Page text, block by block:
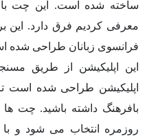
ساخته شده است. این چت
معرفی کردیم فرق دارد. این
فرانسوی زبانان طراحی شده
این اپلیکیشن از طریق
اپلیکیشن طراحی شده
بافرهنگ داشته باشید. چت
روزمره انتخاب می شود و